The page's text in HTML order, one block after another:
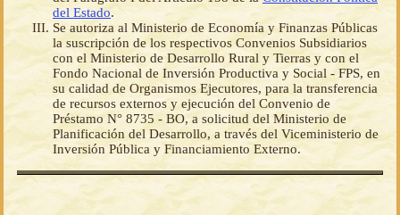
del Estado.
Se autoriza al Ministerio de Economía y Finanzas Públicas
la suscripción de los respectivos Convenios Subsidiarios
con el Ministerio de Desarrollo Rural y Tierras y con el
Fondo Nacional de Inversión Productiva y Social - FPS, en
su calidad de Organismos Ejecutores, para la transferencia
de recursos externos y ejecución del Convenio de
Préstamo N° 8735 - BO, a solicitud del Ministerio de
Planificación del Desarrollo, a través del Viceministerio de
Inversión Pública y Financiamiento Externo.